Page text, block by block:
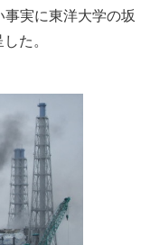
実に東洋大学の坂
た。